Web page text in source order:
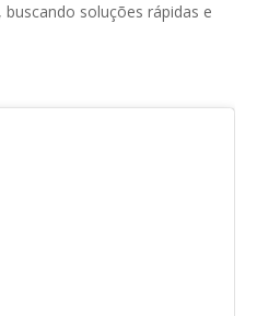
, buscando soluções rápidas e